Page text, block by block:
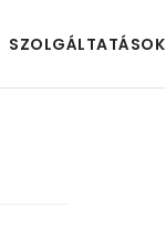
SZOLGÁLTATÁSOK